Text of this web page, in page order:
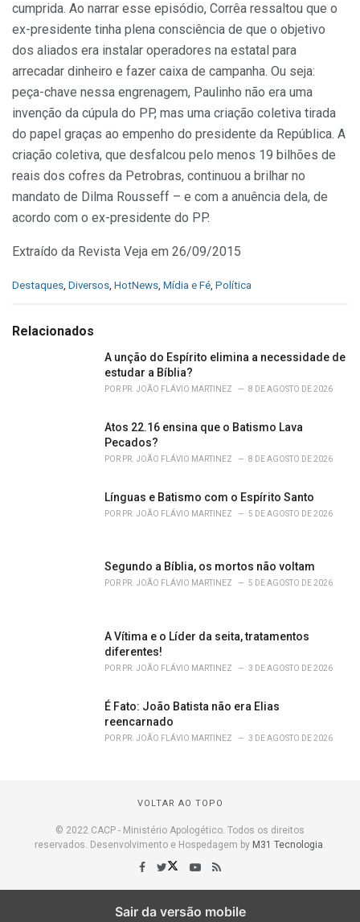
cumprida. Ao narrar esse episódio, Corrêa ressaltou que o
ex-presidente tinha plena consciência de que o objetivo
dos aliados era instalar operadores na estatal para
arrecadar dinheiro e fazer caixa de campanha. Ou seja:
peça-chave nessa engrenagem, Paulinho não era uma
invenção da cúpula do PP, mas uma criação coletiva tirada
do papel graças ao empenho do presidente da República. A
criação coletiva, que desfalcou pelo menos 19 bilhões de
reais dos cofres da Petrobras, continuou a brilhar no
mandato de Dilma Rousseff – e com a anuência dela, de
acordo com o ex-presidente do PP.
Extraído da Revista Veja em 26/09/2015
C
e
Destaques, Diversos, HotNews, Mídia e Fé, Política
Relacionados
A unção do Espírito elimina a necessidade de
estudar a Bíblia?
POR PR. JOÃO FLÁVIO MARTINEZ 8 DE AGOSTO DE 2026
Atos 22.16 ensina que o Batismo Lava
Pecados?
POR PR. JOÃO FLÁVIO MARTINEZ 8 DE AGOSTO DE 2026
Línguas e Batismo com o Espírito Santo
POR PR. JOÃO FLÁVIO MARTINEZ 5 DE AGOSTO DE 2026
Segundo a Bíblia, os mortos não voltam
POR PR. JOÃO FLÁVIO MARTINEZ 5 DE AGOSTO DE 2026
A Vítima e o Líder da seita, tratamentos
diferentes!
POR PR. JOÃO FLÁVIO MARTINEZ 3 DE AGOSTO DE 2026
É Fato: João Batista não era Elias
reencarnado
POR PR. JOÃO FLÁVIO MARTINEZ 3 DE AGOSTO DE 2026
VOLTAR AO TOPO
© 2022 CACP - Ministério Apologético. Todos os direitos
reservados. Desenvolvimento e Hospedagem by M31 Tecnologia.
Sair da versão mobile